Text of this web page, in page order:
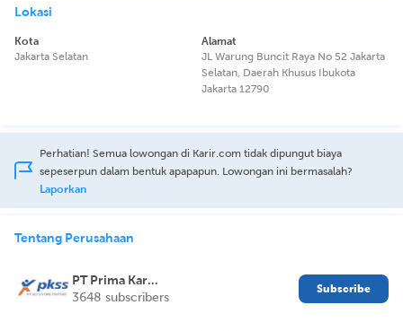
Lokasi
Kota
Jakarta Selatan
Alamat
JL Warung Buncit Raya No 52 Jakarta
Selatan, Daerah Khusus Ibukota
Jakarta 12790
Perhatian! Semua lowongan di Karir.com tidak dipungut biaya
sepeserpun dalam bentuk apapapun. Lowongan ini bermasalah?
Laporkan
Tentang Perusahaan
PT Prima Karya Sarana Sejahtera
3648 subscribers
Subscribe